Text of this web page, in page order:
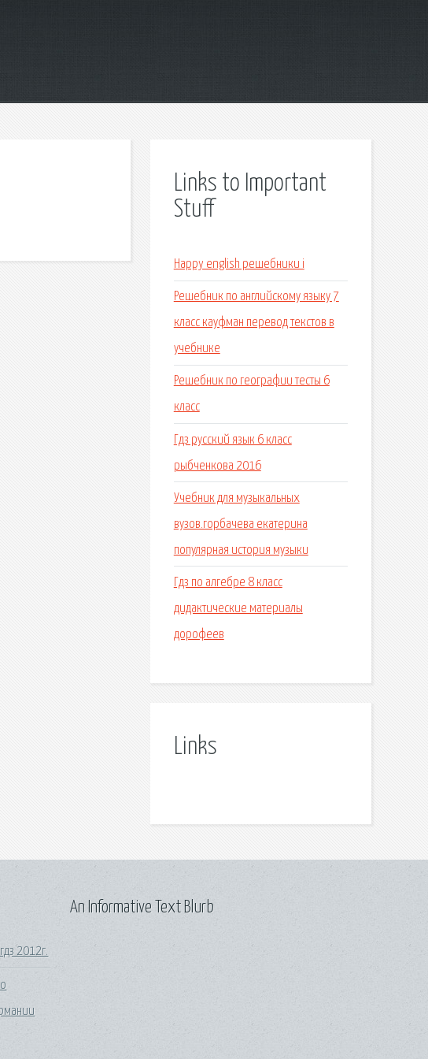
Links to Important
Stuff
Happy english решебники i
Решебник по английскому языку 7
класс кауфман перевод текстов в
учебнике
Решебник по географии тесты 6
класс
Гдз русский язык 6 класс
рыбченкова 2016
Учебник для музыкальных
вузов.горбачева екатерина
популярная история музыки
Гдз по алгебре 8 класс
дидактические материалы
дорофеев
Links
2012г.
An Informative Text Blurb